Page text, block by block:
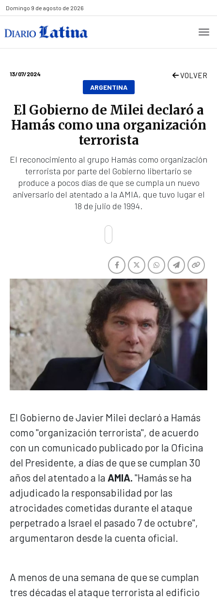
Domingo 9 de agosto de 2026
13/07/2024 VOLVER
ARGENTINA
El Gobierno de Milei declaró a
Hamás como una organización
terrorista
El reconocimiento al grupo Hamás como organización
terrorista por parte del Gobierno libertario se
produce a pocos días de que se cumpla un nuevo
aniversario del atentado a la AMIA, que tuvo lugar el
18 de julio de 1994.
El Gobierno de Javier Milei declaró a Hamás
como "organización terrorista", de acuerdo
con un comunicado publicado por la Oficina
del Presidente, a días de que se cumplan 30
años del atentado a la AMIA. "Hamás se ha
adjudicado la responsabilidad por las
atrocidades cometidas durante el ataque
perpetrado a Israel el pasado 7 de octubre",
argumentaron desde la cuenta oficial.
A menos de una semana de que se cumplan
tres décadas el ataque terrorista al edificio